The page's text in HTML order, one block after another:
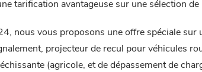
tarification avantageuse sur une sélection
nous vous proposons une offre spéciale sur
projecteur de recul pour véhicules
(agricole, et de dépassement de